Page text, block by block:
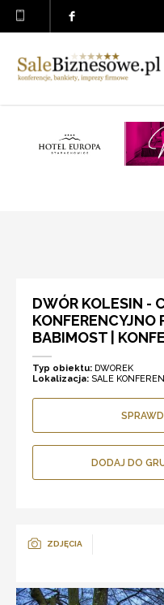
DWÓR KOLESIN -
KONFERENCYJNO
BABIMOST |
Typ obiektu: DWOREK
Lokalizacja: SALE
DODAJ DO
ZDJĘCIA